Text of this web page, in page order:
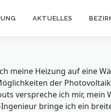
AKTUELLES
meine Heizung auf eine
der
verspreche ich mir, mein
bringe ich ein